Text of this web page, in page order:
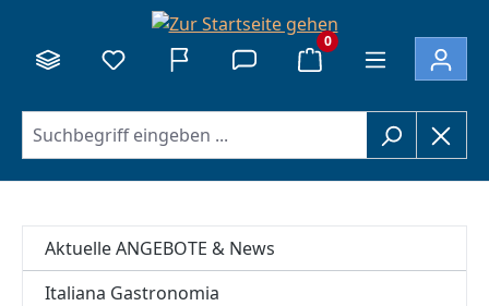
0
Aktuelle ANGEBOTE & News
Italiana Gastronomia